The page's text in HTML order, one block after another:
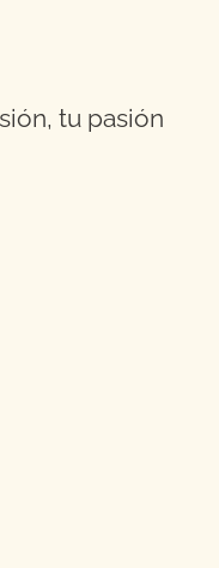
tu pasión